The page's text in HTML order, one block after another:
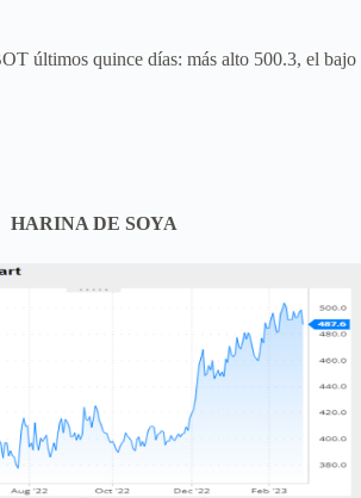
últimos quince días: más alto 500.3, el bajo
HARINA DE SOYA